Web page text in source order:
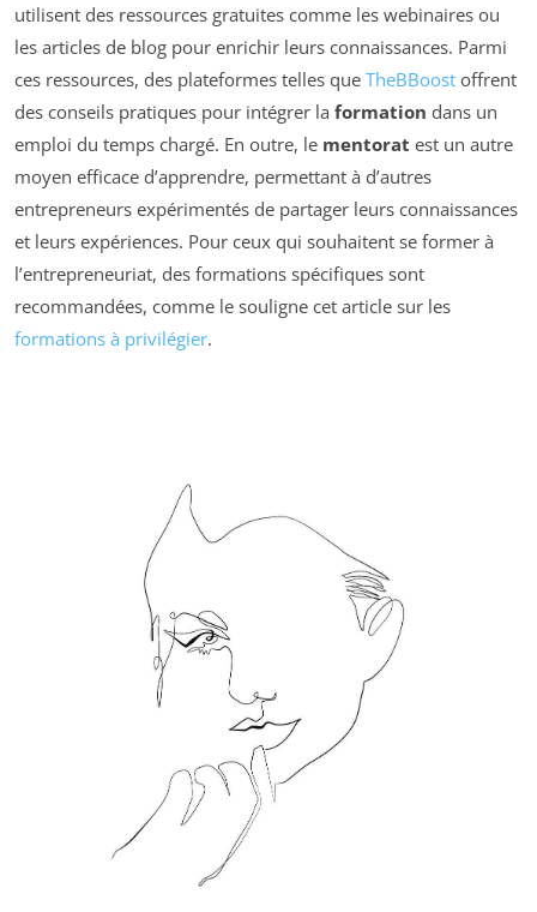
utilisent des ressources gratuites comme les webinaires ou
les articles de blog pour enrichir leurs connaissances. Parmi
ces ressources, des plateformes telles que TheBBoost offrent
des conseils pratiques pour intégrer la formation dans un
emploi du temps chargé. En outre, le mentorat est un autre
moyen efficace d’apprendre, permettant à d’autres
entrepreneurs expérimentés de partager leurs connaissances
et leurs expériences. Pour ceux qui souhaitent se former à
l’entrepreneuriat, des formations spécifiques sont
recommandées, comme le souligne cet article sur les
formations à privilégier.